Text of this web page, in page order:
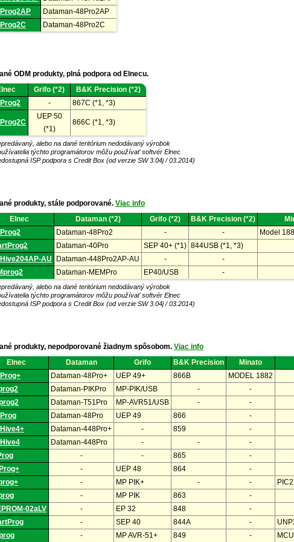
Dataman-48Pro2AP
Dataman-48Pro2C
ODM produkty, plná podpora od Elnecu.
Grifo (*2)
B&K Precision (*2)
- 867C (*1, *3)
UEP 50
(*1)
866C (*1, *3)
alebo na dané teritórium nedodávaný výrobok
týchto programátorov môžu používať softvér Elnec
ISP podpora s Credit Box (od verzie SW 3.04j / 03.2014)
produkty, stále podporované. Viac info
Elnec Dataman (*2) Grifo (*2) B&K Precision (*2)
Dataman-48Pro2 - -
Model
Dataman-40Pro SEP 40+ (*1) 844USB (*1, *3)
AU
Dataman-448Pro2AP-AU - -
Dataman-MEMPro EP40/USB -
alebo na dané teritórium nedodávaný výrobok
týchto programátorov môžu používať softvér Elnec
ISP podpora s Credit Box (od verzie SW 3.04j / 03.2014)
produkty, nepodporované žiadnym spôsobom. Viac info
Elnec Dataman Grifo B&K Precision Minato
Dataman-48Pro+ UEP 49+ 866B MODEL 1882
Dataman-PIKPro MP-PIK/USB - -
Dataman-T51Pro MP-AVR51/USB - -
Dataman-48Pro UEP 49 866 -
Dataman-448Pro+ - 859 -
Dataman-448Pro - - -
- - 865 -
- UEP 48 864 -
- MP PIK+ - -
PIC2
- MP PIK 863 -
02aLV
- EP 32 848 -
- SEP 40 844A -
- MP AVR-51+ 849 -